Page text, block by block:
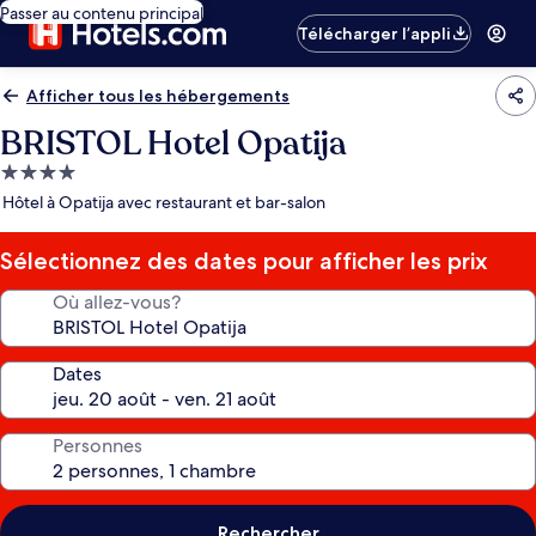
Passer au contenu principal
Télécharger l’appli
Afficher tous les hébergements
BRISTOL Hotel Opatija
Hébergement
4.0 étoiles
Hôtel à Opatija avec restaurant et bar-salon
Sélectionnez des dates pour afficher les prix
Où allez-vous?
Dates
Personnes